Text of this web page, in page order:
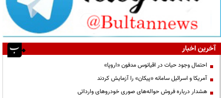
آخرین اخبار
احتمال وجود حیات در اقیانوس مدفون «اروپا»
آمریکا و اسرائیل سامانه «پیکان» را آزمایش کردند
هشدار درباره فروش حواله‌های صوری خودروهای وارداتی